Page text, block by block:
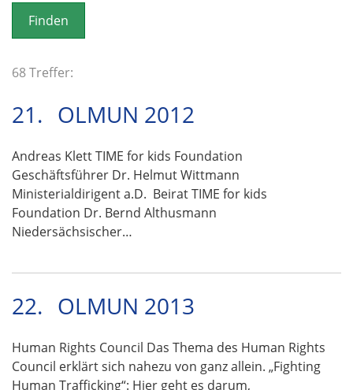
o
n
68 Treffer:
21. OLMUN 2012
Andreas Klett TIME for kids Foundation
Geschäftsführer Dr. Helmut Wittmann
Ministerialdirigent a.D. Beirat TIME for kids
Foundation Dr. Bernd Althusmann
Niedersächsischer…
22. OLMUN 2013
Human Rights Council Das Thema des Human Rights
Council erklärt sich nahezu von ganz allein. „Fighting
Human Trafficking“: Hier geht es darum,